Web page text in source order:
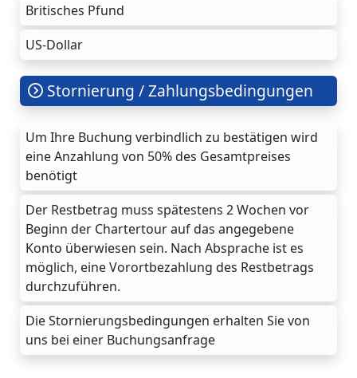
Britisches Pfund
US-Dollar
Stornierung / Zahlungsbedingungen
Um Ihre Buchung verbindlich zu bestätigen wird
eine Anzahlung von 50% des Gesamtpreises
benötigt
Der Restbetrag muss spätestens 2 Wochen vor
Beginn der Chartertour auf das angegebene
Konto überwiesen sein. Nach Absprache ist es
möglich, eine Vorortbezahlung des Restbetrags
durchzuführen.
Die Stornierungsbedingungen erhalten Sie von
uns bei einer Buchungsanfrage